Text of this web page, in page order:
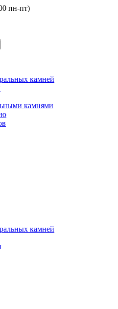
пн-пт)
камней
камнями
камней